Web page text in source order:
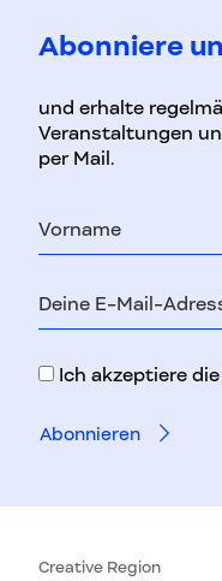
Abonniere
und erhalte
Veranstaltungen
per Mail.
Mail-
Ich akzeptiere die
Creative Region